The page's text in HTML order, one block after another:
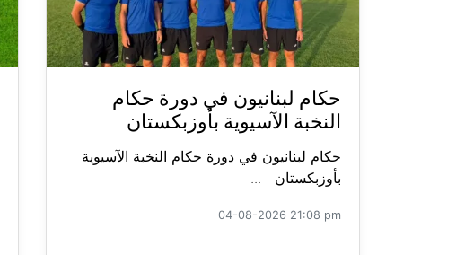
حكام لبنانيون في دورة حكام
النخبة الآسيوية بأوزبكستان
حكام لبنانيون في دورة حكام النخبة الآسيوية
بأوزبكستان ...
04-08-2026 21:08 pm